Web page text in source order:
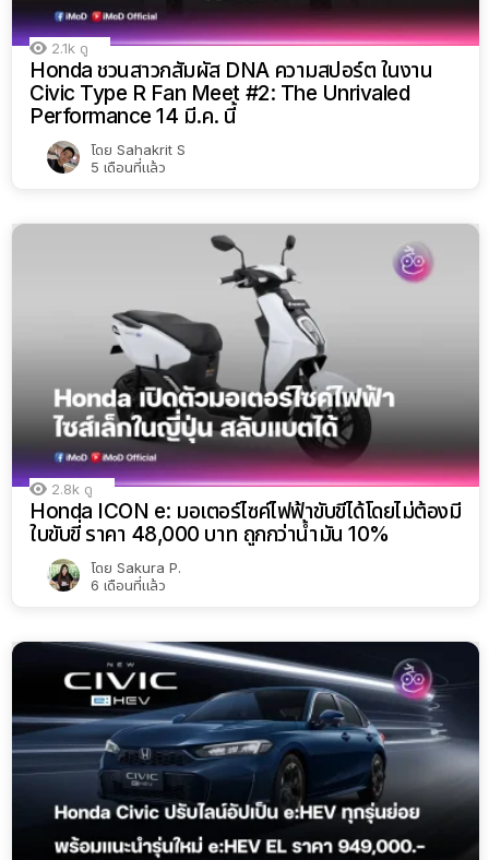
2.1k ดู
Honda ชวนสาวกสัมผัส DNA ความสปอร์ต ในงาน
Civic Type R Fan Meet #2: The Unrivaled
Performance 14 มี.ค. นี้
โดย Sahakrit S
5 เดือนที่แล้ว
2.8k ดู
Honda ICON e: มอเตอร์ไซค์ไฟฟ้าขับขี่ได้โดยไม่ต้องมี
ใบขับขี่ ราคา 48,000 บาท ถูกกว่าน้ำมัน 10%
โดย Sakura P.
6 เดือนที่แล้ว